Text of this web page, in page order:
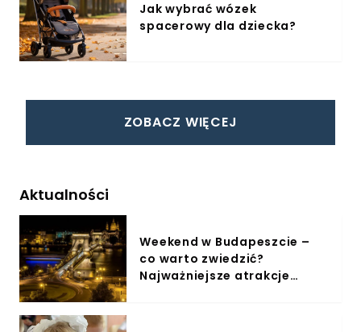
Jak wybrać wózek
spacerowy dla dziecka?
ZOBACZ WIĘCEJ
Aktualności
Weekend w Budapeszcie –
co warto zwiedzić?
Najważniejsze atrakcje